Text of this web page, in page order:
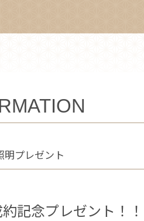
明プレゼント
記念プレゼント！！